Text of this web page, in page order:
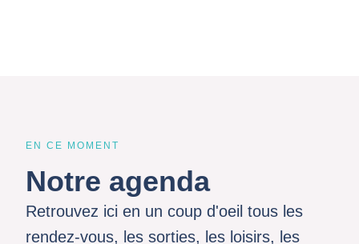
EN CE MOMENT
Notre agenda
Retrouvez ici en un coup d'oeil tous les
rendez-vous, les sorties, les loisirs, les